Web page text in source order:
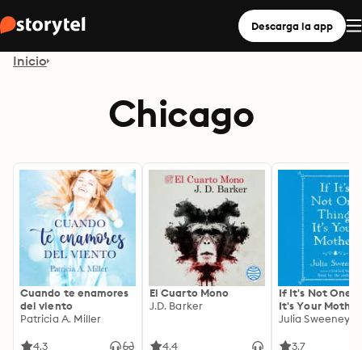
Descarga la app
Inicio
Chicago
Cuando te enamores
del viento
Patricia A. Miller
4.3
El Cuarto Mono
J.D. Barker
4.4
If It's Not One
It's Your Mother
Julia Sweeney
3.7